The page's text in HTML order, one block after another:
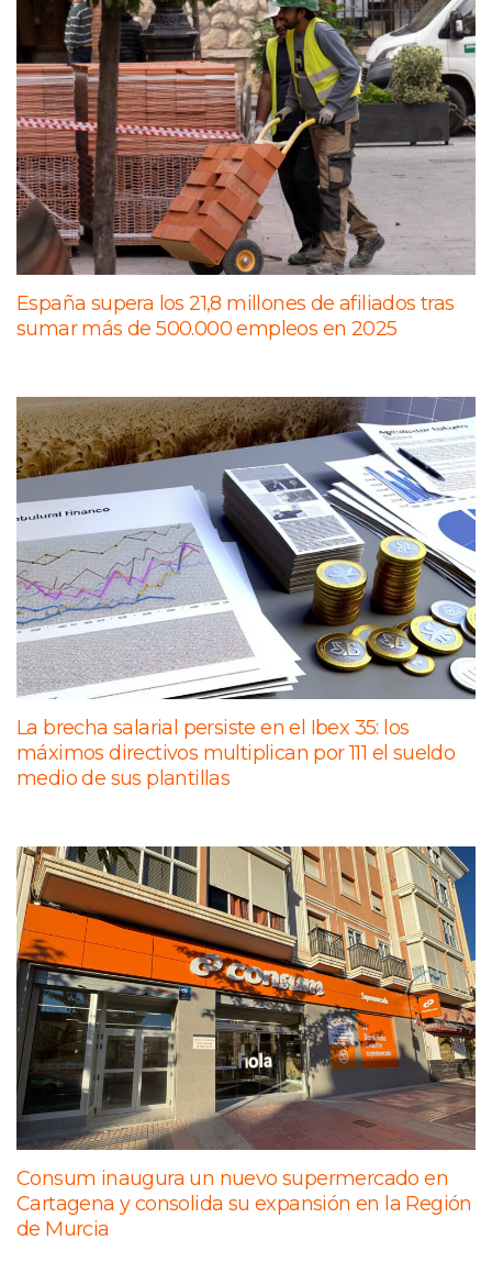
España supera los 21,8 millones de afiliados tras
sumar más de 500.000 empleos en 2025
La brecha salarial persiste en el Ibex 35: los
máximos directivos multiplican por 111 el sueldo
medio de sus plantillas
Consum inaugura un nuevo supermercado en
Cartagena y consolida su expansión en la Región
de Murcia